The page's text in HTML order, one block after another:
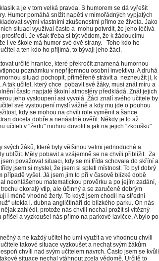
a je v tom velká pravda. S humorem se dá vyřešit
Humor pomáhá snížit napětí v mimořádných vypjatých
svými vlastními zkušenostmi přímo ze života. Jako
situací využíval často a mohu potvrdit, že jeho léčivá
Je však třeba si být vědom, že k žádoucímu
i ve škole má humor své dvě strany. Toho kdo ho
a ten kdo ho přijímá, to bývají jeho žáci.
určité hranice, které překročit znamená humornou
poznámku v nepříjemnou osobní invektivu. A druhá
situaci pochopit, přiměřeně strávit a nezneužít ji, k
tak učitel, který chce pobavit své žáky, musí znát míru a
často napjaté školní atmosféry předkládá. Znát jejich
jeho vystoupení asi vyvolá. Žáci znalí svého učitele by
své vystoupení myslí vážně a kdy mu jde o pouhou
kdy se mohou na chvíli role vyměnit a šance
docela dobře a nenásilně ověřit. Někdy je to až
učiteli v "žertu" mohou dovolit a jak na jejich "zkoušku"
svých žáků, které byly většinou velmi jednoduché a
ublížit. Měly pobavit a vzájemně se na chvíli přiblížit. Za
považoval situaci, kdy se mi třída schovala do skříní a
jsem si myslel, že jsem si spletl místnost. To byl dobrý
případě vyšel. Já jsem jim to při v časově blízké době
neohlášenou matematickou prověrku a po jejím zadání,
okoralý vtip, ale účinný a se zaručeně dobrým
i méně vhodné žerty. To když jsem chodil na střední
utekla l. dubna angličtináři do blízkého parku. On nás
zahlédl, protože nás chvíli nechal prožít si vítězný
a vyzkoušel nás přímo na parkové lavičce. A bylo po
a ne každý učitel ho umí využít a ve vhodnou chvíli
takové situace vyzkoušet a nechat svým žákům
chvíli nad svým učitelem navrch. Často jsem se kvůli
situace nechal vtáhnout zcela vědomě. Určitě to